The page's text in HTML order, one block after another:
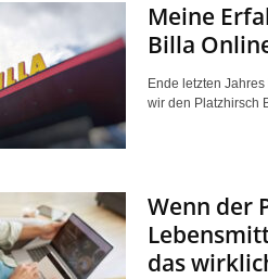
Meine
Billa
Ende letzten
wir den Platzhirsch
Wenn der
das